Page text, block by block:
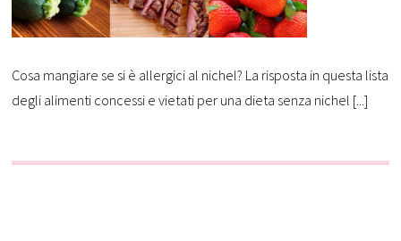
Cosa mangiare se si è allergici al nichel? La risposta in questa lista
degli alimenti concessi e vietati per una dieta senza nichel [...]